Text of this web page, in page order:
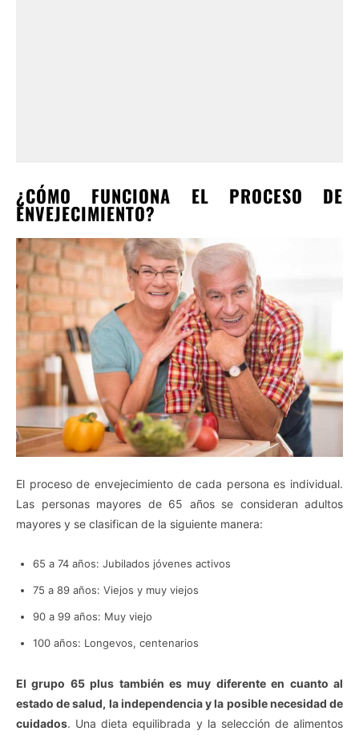
¿CÓMO FUNCIONA EL PROCESO DE
ENVEJECIMIENTO?
El proceso de envejecimiento de cada persona es individual.
Las personas mayores de 65 años se consideran adultos
mayores y se clasifican de la siguiente manera:
65 a 74 años: Jubilados jóvenes activos
75 a 89 años: Viejos y muy viejos
90 a 99 años: Muy viejo
100 años: Longevos, centenarios
El grupo 65 plus también es muy diferente en cuanto al
estado de salud, la independencia y la posible necesidad de
cuidados. Una dieta equilibrada y la selección de alimentos